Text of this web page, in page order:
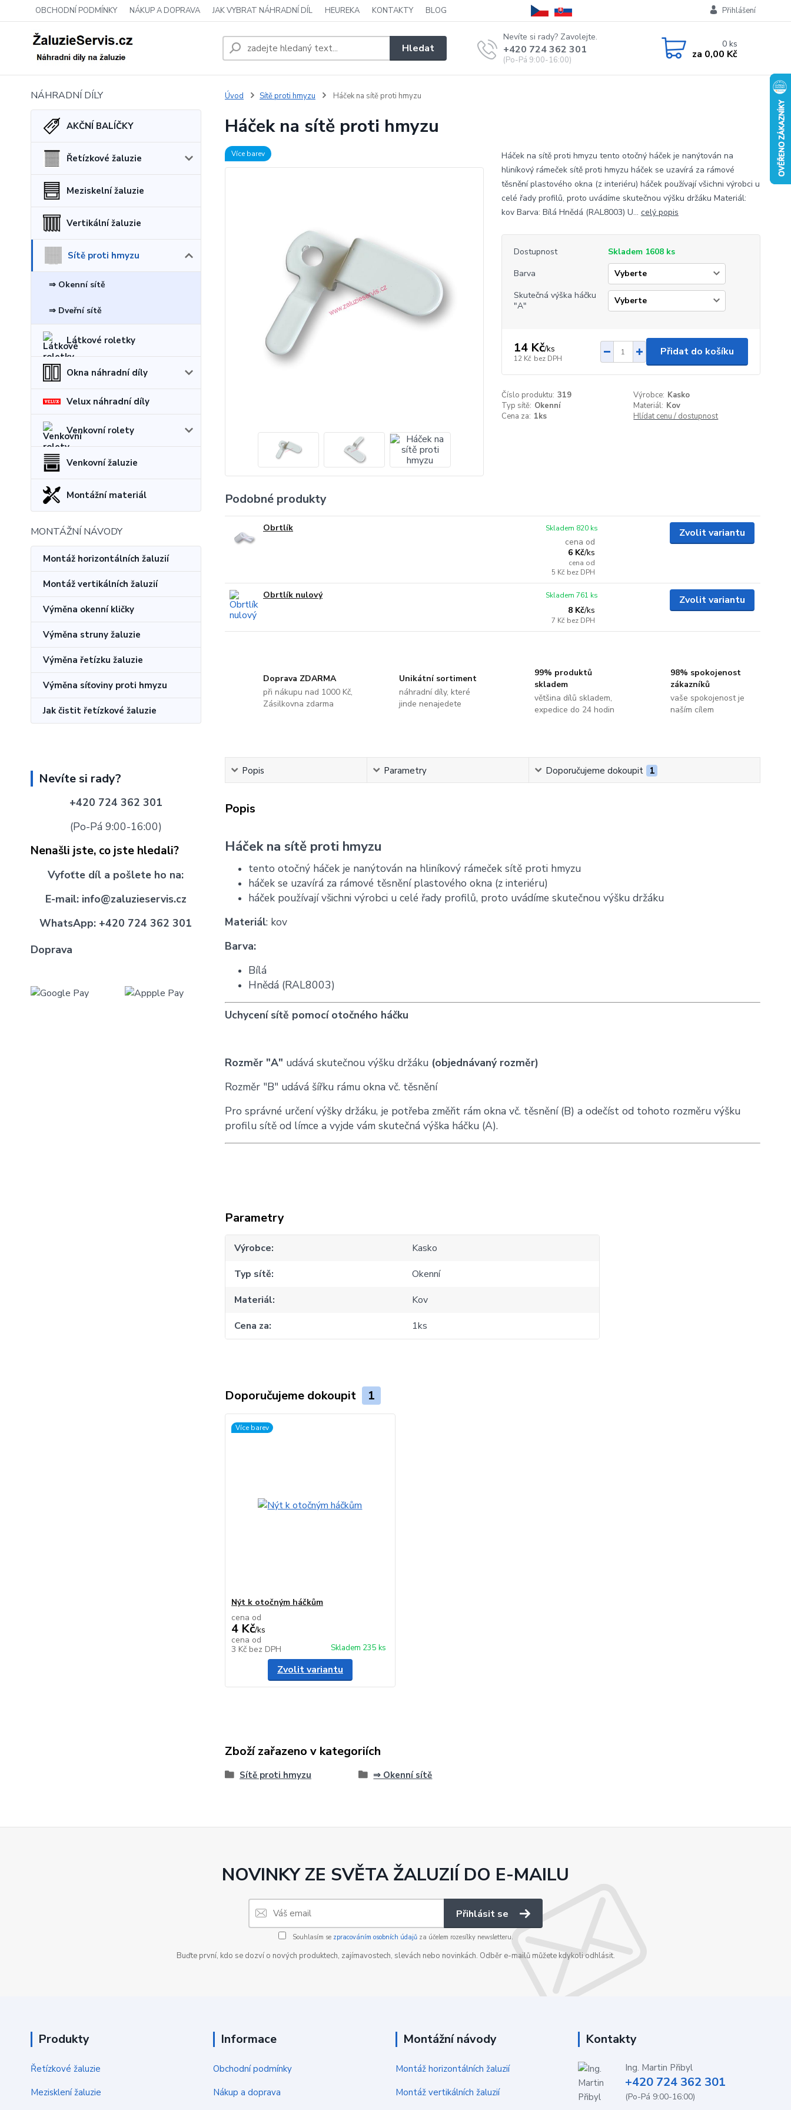
OBCHODNÍ PODMÍNKY NÁKUP A DOPRAVA JAK VYBRAT NÁHRADNÍ DÍL HEUREKA KONTAKTY BLOG Přihlášení
Hledat
Nevíte si rady? Zavolejte.
+420 724 362 301
(Po-Pá 9:00-16:00)
0ks
za 0,00 Kč
NÁHRADNÍ DÍLY
AKČNÍ BALÍČKY
Řetízkové žaluzie
Meziskelní žaluzie
Vertikální žaluzie
Sítě proti hmyzu
⇒ Okenní sítě
⇒ Dveřní sítě
Látkové roletky
Okna náhradní díly
Velux náhradní díly
Venkovní rolety
Venkovní žaluzie
Montážní materiál
MONTÁŽNÍ NÁVODY
Montáž horizontálních žaluzií
Montáž vertikálních žaluzií
Výměna okenní kličky
Výměna struny žaluzie
Výměna řetízku žaluzie
Výměna síťoviny proti hmyzu
Jak čistit řetízkové žaluzie
Nevíte si rady?
+420 724 362 301
(Po-Pá 9:00-16:00)
Nenašli jste, co jste hledali?
Vyfoťte díl a pošlete ho na:
E-mail: info@zaluzieservis.cz
WhatsApp: +420 724 362 301
Doprava
Úvod Sítě proti hmyzu Háček na sítě proti hmyzu
Háček na sítě proti hmyzu
Více barev
Háček na sítě proti hmyzu tento otočný háček je nanýtován na
hliníkový rámeček sítě proti hmyzu háček se uzavírá za rámové
těsnění plastového okna (z interiéru) háček používají všichni výrobci u
celé řady profilů, proto uvádíme skutečnou výšku držáku Materiál:
kov Barva: Bílá Hnědá (RAL8003) U... celý popis
Dostupnost
Skladem 1608 ks
Barva
Skutečná výška háčku
"A"
14 Kč/ks
12 Kč bez DPH
Přidat do košíku
Číslo produktu: 319 Výrobce: Kasko
Typ sítě: Okenní Materiál: Kov
Cena za: 1ks Hlídat cenu / dostupnost
Podobné produkty
Obrtlík
cena od
6 Kč/ks
cena od
5 Kč bez DPH
Skladem 820 ks Zvolit variantu
Obrtlík nulový
8 Kč/ks
7 Kč bez DPH
Skladem 761 ks Zvolit variantu
Doprava ZDARMA
při nákupu nad 1000 Kč,
Zásilkovna zdarma
Unikátní sortiment
náhradní díly, které
jinde nenajedete
99% produktů
skladem
většina dílů skladem,
expedice do 24 hodin
98% spokojenost
zákazníků
vaše spokojenost je
naším cílem
Popis Parametry Doporučujeme dokoupit 1
Popis
Háček na sítě proti hmyzu
tento otočný háček je nanýtován na hliníkový rámeček sítě proti hmyzu
háček se uzavírá za rámové těsnění plastového okna (z interiéru)
háček používají všichni výrobci u celé řady profilů, proto uvádíme skutečnou výšku držáku
Materiál: kov
Barva:
Bílá
Hnědá (RAL8003)
Uchycení sítě pomocí otočného háčku
Rozměr "A" udává skutečnou výšku držáku (objednávaný rozměr)
Rozměr "B" udává šířku rámu okna vč. těsnění
Pro správné určení výšky držáku, je potřeba změřit rám okna vč. těsnění (B) a odečíst od tohoto rozměru výšku
profilu sítě od límce a vyjde vám skutečná výška háčku (A).
Parametry
Výrobce
Kasko
Typ sítě
Okenní
Materiál
Kov
Cena za
1ks
Doporučujeme dokoupit 1
Více barev
Nýt k otočným háčkům
cena od
4 Kč/ks
cena od
3 Kč bez DPH Skladem 235 ks
Zvolit variantu
Zboží zařazeno v kategoriích
Sítě proti hmyzu ⇒ Okenní sítě
NOVINKY ZE SVĚTA ŽALUZIÍ DO E-MAILU
Přihlásit se
Souhlasím se zpracováním osobních údajůza účelem rozesílky newsletteru.
Buďte první, kdo se dozví o nových produktech, zajímavostech, slevách nebo novinkách. Odběr e-mailů můžete kdykoli odhlásit.
Produkty
Řetízkové žaluzie
Mezisklení žaluzie
Informace
Obchodní podmínky
Nákup a doprava
Montážní návody
Montáž horizontálních žaluzií
Montáž vertikálních žaluzií
Kontakty
Ing. Martin Přibyl
+420 724 362 301
(Po-Pá 9:00-16:00)